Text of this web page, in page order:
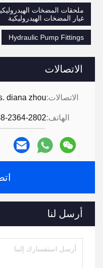
الاتصالات
الاتصالات:diana zhou
الهاتف:2364-2802
أرسل لنا
ملحقات المضخات
غيار المضخات الهيدروليكية
Hydraulic Pump Fittings